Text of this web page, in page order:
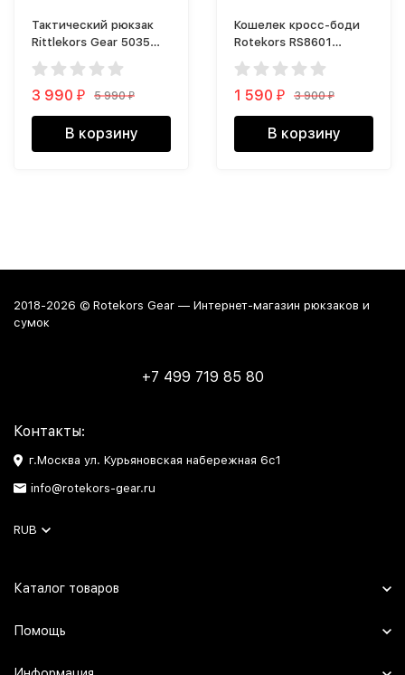
Тактический рюкзак
Rittlekors Gear 5035
40л зеленый
3 990 ₽ 5 990₽
В корзину
Кошелек кросс-боди
Rotekors RS8601
голубой
1 590 ₽ 3 900₽
В корзину
2018-2026 © Rotekors Gear — Интернет-магазин рюкзаков и
сумок
+7 499 719 85 80
Контакты:
г.Москва ул. Курьяновская набережная 6с1
info@rotekors-gear.ru
RUB
Каталог товаров
Помощь